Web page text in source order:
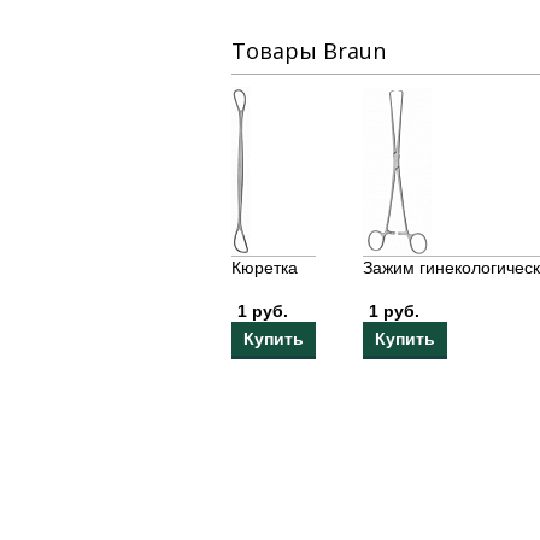
Товары Braun
Кюретка
1 руб.
Купить
Зажим
1 руб.
Купить